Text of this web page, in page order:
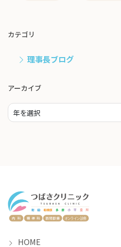
カテゴリ
理事長ブログ
アーカイブ
HOME